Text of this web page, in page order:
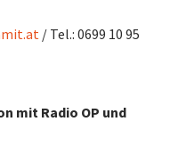
/ Tel.: 0699 10 95
mit Radio OP und